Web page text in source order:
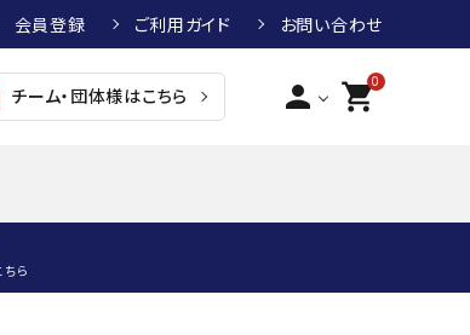
会員登録 ご利用ガイド お問い合わせ
チーム・団体様はこちら person 0
shopping_cart
ら